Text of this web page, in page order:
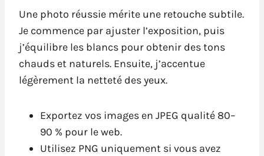
Une photo réussie mérite une retouche subtile.
Je commence par ajuster l’exposition, puis
j’équilibre les blancs pour obtenir des tons
chauds et naturels. Ensuite, j’accentue
légèrement la netteté des yeux.
Exportez vos images en JPEG qualité 80–
90 % pour le web.
Utilisez PNG uniquement si vous avez